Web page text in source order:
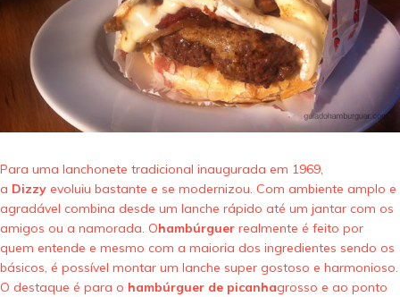
Para uma lanchonete tradicional inaugurada em 1969,
a Dizzy evoluiu bastante e se modernizou. Com ambiente amplo e
agradável combina desde um lanche rápido até um jantar com os
amigos ou a namorada. Ohambúrguer realmente é feito por
quem entende e mesmo com a maioria dos ingredientes sendo os
básicos, é possível montar um lanche super gostoso e harmonioso.
O destaque é para o hambúrguer de picanhagrosso e ao ponto